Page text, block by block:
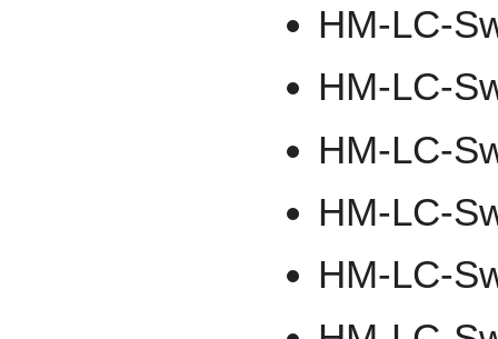
HM-LC-
HM-LC-
HM-LC-
HM-LC-
HM-LC-